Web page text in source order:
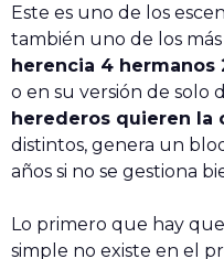
Este es uno de los
también uno de los
herencia 4
o en su versión de solo
herederos quieren la
distintos, genera un
años si no se gestiona
Lo primero que hay
simple no existe en el